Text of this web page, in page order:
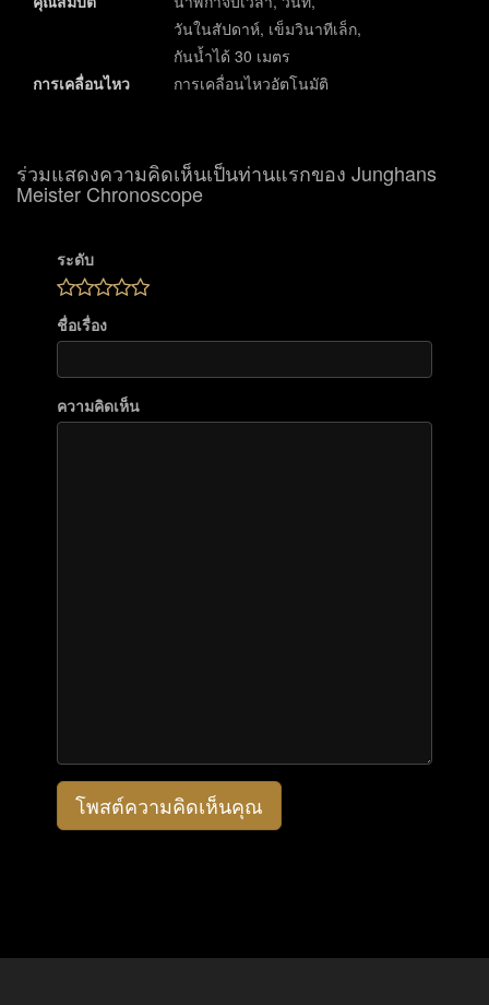
วันในสัปดาห์, เข็มวินาทีเล็ก,
กันน้ำได้ 30 เมตร
การเคลื่อนไหว
การเคลื่อนไหวอัตโนมัติ
ร่วมแสดงความคิดเห็นเป็นท่านแรกของ Junghans
Meister Chronoscope
ระดับ
ชื่อเรื่อง
ความคิดเห็น
โพสต์ความคิดเห็นคุณ